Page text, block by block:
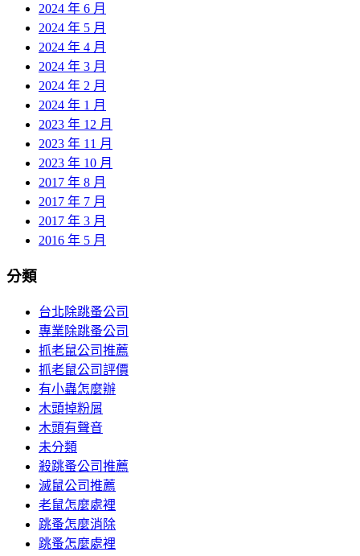
2024 年 6 月
2024 年 5 月
2024 年 4 月
2024 年 3 月
2024 年 2 月
2024 年 1 月
2023 年 12 月
2023 年 11 月
2023 年 10 月
2017 年 8 月
2017 年 7 月
2017 年 3 月
2016 年 5 月
分類
台北除跳蚤公司
專業除跳蚤公司
抓老鼠公司推薦
抓老鼠公司評價
有小蟲怎麼辦
木頭掉粉屑
木頭有聲音
未分類
殺跳蚤公司推薦
滅鼠公司推薦
老鼠怎麼處裡
跳蚤怎麼消除
跳蚤怎麼處裡